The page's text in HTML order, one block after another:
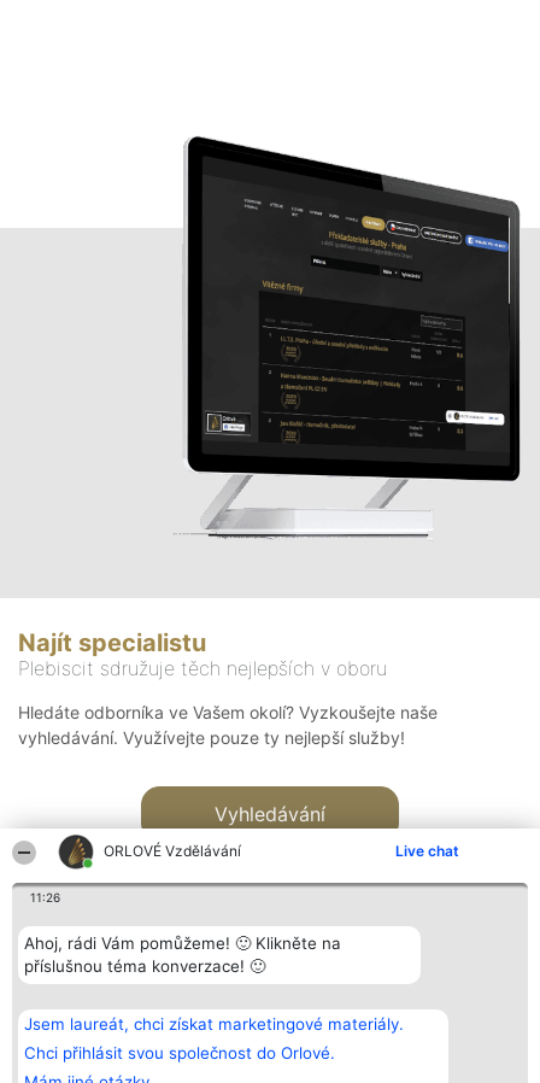
ORLOVÉ Vzdělávání Live chat
11:26
Ahoj, rádi Vám pomůžeme! 🙂 Klikněte na
příslušnou téma konverzace! 🙂
Jsem laureát, chci získat marketingové materiály.
Chci přihlásit svou společnost do Orlové.
Najít specialistu
Plebiscit sdružuje těch nejlepších v oboru
Hledáte odborníka ve Vašem okolí? Vyzkoušejte naše
vyhledávání. Využívejte pouze ty nejlepší služby!
Vyhledávání
Bright Side Solutions sp. z o.
o. sp. k.
ul. Ruska 22
Wrocław 50-079
Vítězové
Seznam všech
laureátů
Zásady
Kontakt